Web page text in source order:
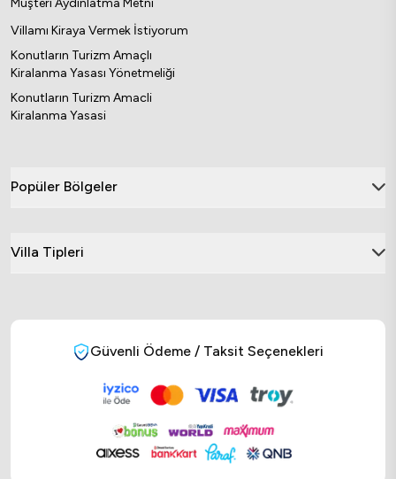
Müşteri Aydınlatma Metni
Villamı Kiraya Vermek İstiyorum
Konutların Turizm Amaçlı
Kiralanma Yasası Yönetmeliği
Konutların Turizm Amacli
Kiralanma Yasasi
Popüler Bölgeler
Villa Tipleri
Güvenli Ödeme / Taksit Seçenekleri